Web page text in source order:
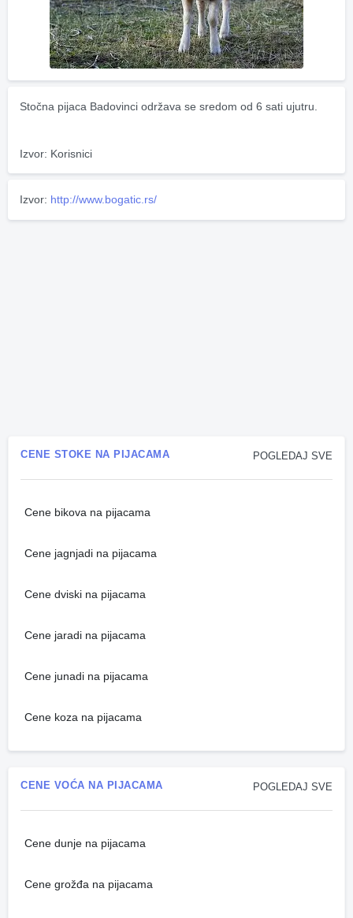
Stočna pijaca Badovinci održava se sredom od 6 sati ujutru.
Izvor: Korisnici
Izvor: http://www.bogatic.rs/
POGLEDAJ SVE
CENE STOKE NA PIJACAMA
Cene bikova na pijacama
Cene jagnjadi na pijacama
Cene dviski na pijacama
Cene jaradi na pijacama
Cene junadi na pijacama
Cene koza na pijacama
POGLEDAJ SVE
CENE VOĆA NA PIJACAMA
Cene dunje na pijacama
Cene grožđa na pijacama